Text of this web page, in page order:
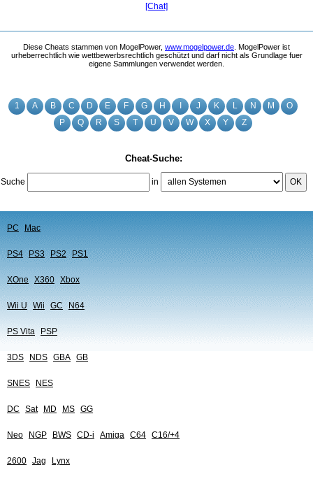
1 A B C D E F G H J K L N M
O
P
Q R S T U V W X Y Z
Cheat-Suche:
Suche in OK
PC Mac
PS4 PS3 PS2 PS1
XOne X360 Xbox
Wii U Wii GC N64
PS Vita PSP
3DS NDS GBA GB
SNES NES
DC Sat MD MS GG
Neo NGP BWS CD-i Amiga C64 C16/+4
2600 Jag Lynx
[Chat]
Diese Cheats stammen von MogelPower, www.mogelpower.de . MogelPower ist
urheberrechtlich wie wettbewerbsrechtlich geschützt und darf nicht als Grundlage fuer
eigene Sammlungen verwendet werden.